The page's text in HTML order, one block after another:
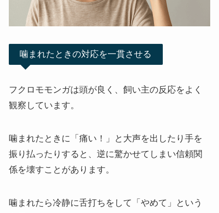
噛まれたときの対応を一貫させる
フクロモモンガは頭が良く、飼い主の反応をよく
観察しています。
噛まれたときに「痛い！」と大声を出したり手を
振り払ったりすると、逆に驚かせてしまい信頼関
係を壊すことがあります。
噛まれたら冷静に舌打ちをして「やめて」という